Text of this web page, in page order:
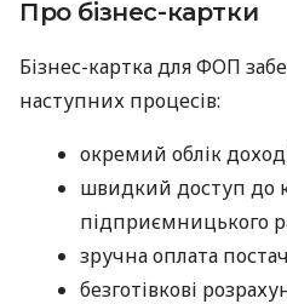
Про бізнес-картки
Бізнес-картка для ФОП
наступних процесів:
окремий облік
швидкий доступ до
підприємницького
зручна оплата
безготівкові